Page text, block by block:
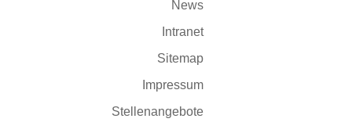
News
Intranet
Sitemap
Impressum
Stellenangebote